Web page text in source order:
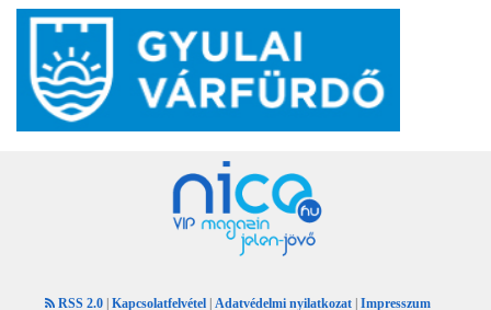
RSS 2.0 | Kapcsolatfelvétel | Adatvédelmi nyilatkozat | Impresszum